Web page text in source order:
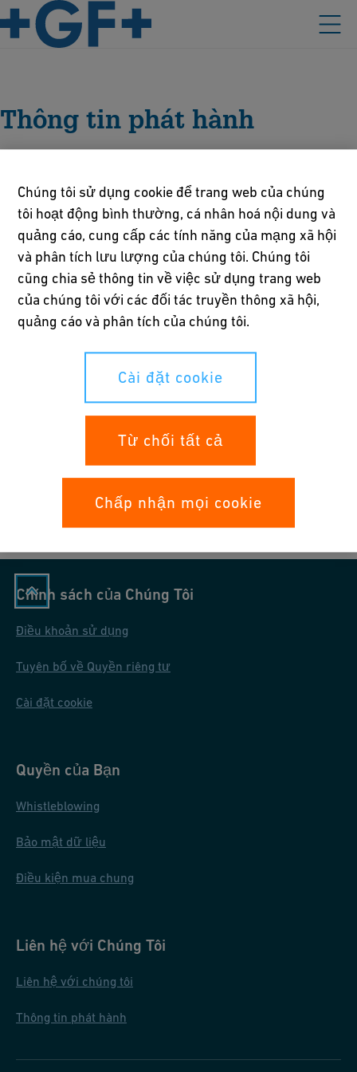
Thông tin phát hành
Fischer Rohrleitungssysteme AG
Đăng ký thương mại (UID) của bang Schaffhausen, Switzerland
số: CHE-106.776.370
Mã số thuế: CHE-116.293.044 MWST
Chịu trách nhiệm nội dung
George Fischer Pte. Ltd, Vietnam
106 Nguyễn Văn Trỗi
700000Ho Chi Minh
Chính sách của Chúng Tôi
Điều khoản sử dụng
Tuyên bố về Quyền riêng tư
Cài đặt cookie
Quyền của Bạn
Whistleblowing
Bảo mật dữ liệu
Điều kiện mua chung
Liên hệ với Chúng Tôi
Liên hệ với chúng tôi
Thông tin phát hành
Chúng tôi sử dụng cookie để trang web của chúng
tôi hoạt động bình thường, cá nhân hoá nội dung và
quảng cáo, cung cấp các tính năng của mạng xã hội
và phân tích lưu lượng của chúng tôi. Chúng tôi
cũng chia sẻ thông tin về việc sử dụng trang web
của chúng tôi với các đối tác truyền thông xã hội,
quảng cáo và phân tích của chúng tôi.
Cài đặt cookie
Từ chối tất cả
Chấp nhận mọi cookie